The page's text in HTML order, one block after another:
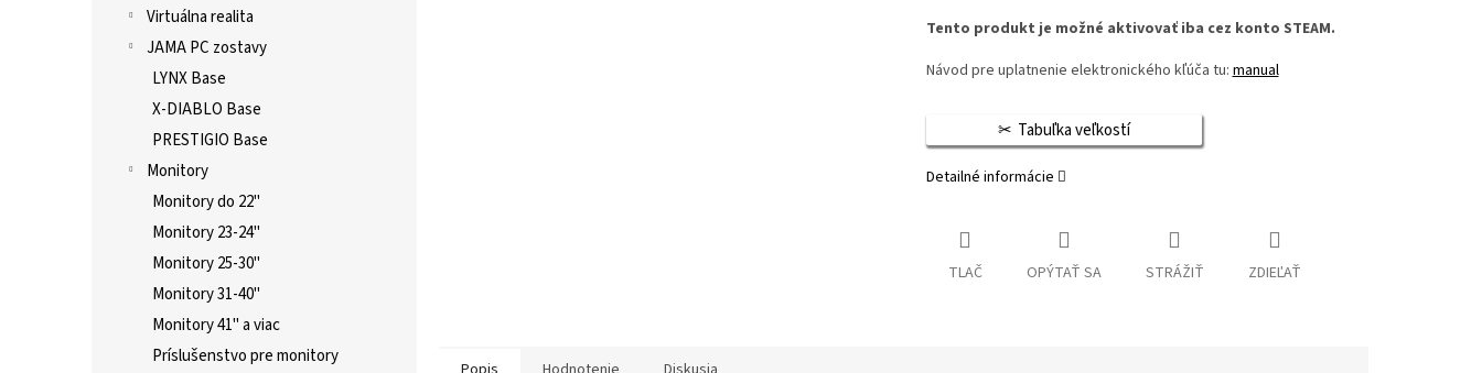
Virtuálna realita
JAMA PC zostavy
LYNX Base
X-DIABLO Base
PRESTIGIO Base
Monitory
Monitory do 22"
Monitory 23-24"
Monitory 25-30"
Monitory 31-40"
Monitory 41" a viac
Príslušenstvo pre monitory
Tento produkt je možné aktivovať iba cez konto STEAM.
Návod pre uplatnenie elektronického kľúča tu:manual
Tabuľka veľkostí
Detailné informácie
TLAČ OPÝTAŤ SA STRÁŽIŤ ZDIEĽAŤ